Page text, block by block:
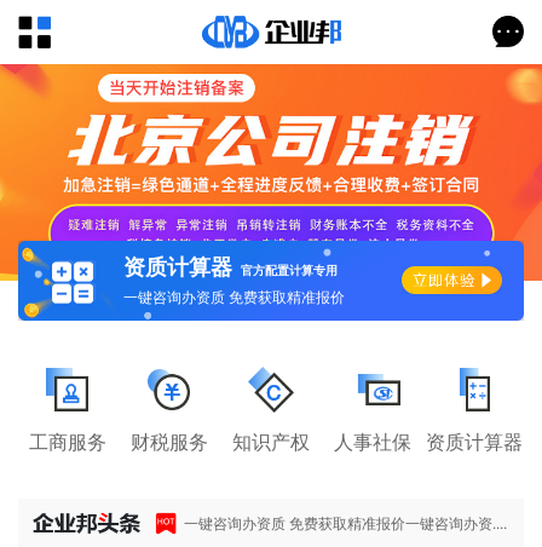
资质计算器 官方配置计算专用
一键咨询办资质 免费获取精准报价
工商服务 财税服务 知识产权 人事社保 资质计算器
一键咨询办资质 免费获取精准报价一键咨询办资....